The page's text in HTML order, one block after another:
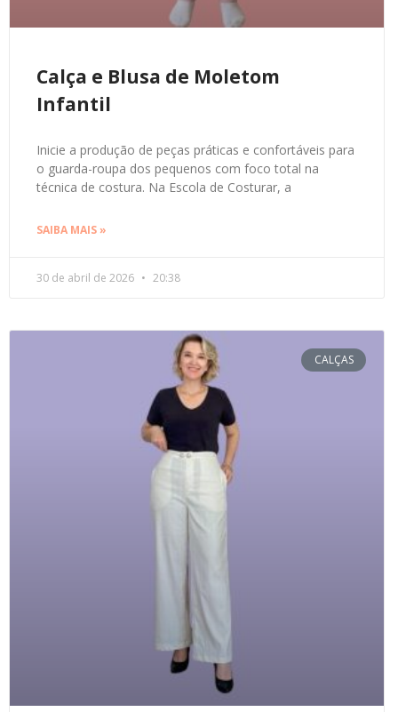
Calça e Blusa de Moletom
Infantil
Inicie a produção de peças práticas e confortáveis para
o guarda-roupa dos pequenos com foco total na
técnica de costura. Na Escola de Costurar, a
SAIBA MAIS »
30 de abril de 2026 20:38
CALÇAS